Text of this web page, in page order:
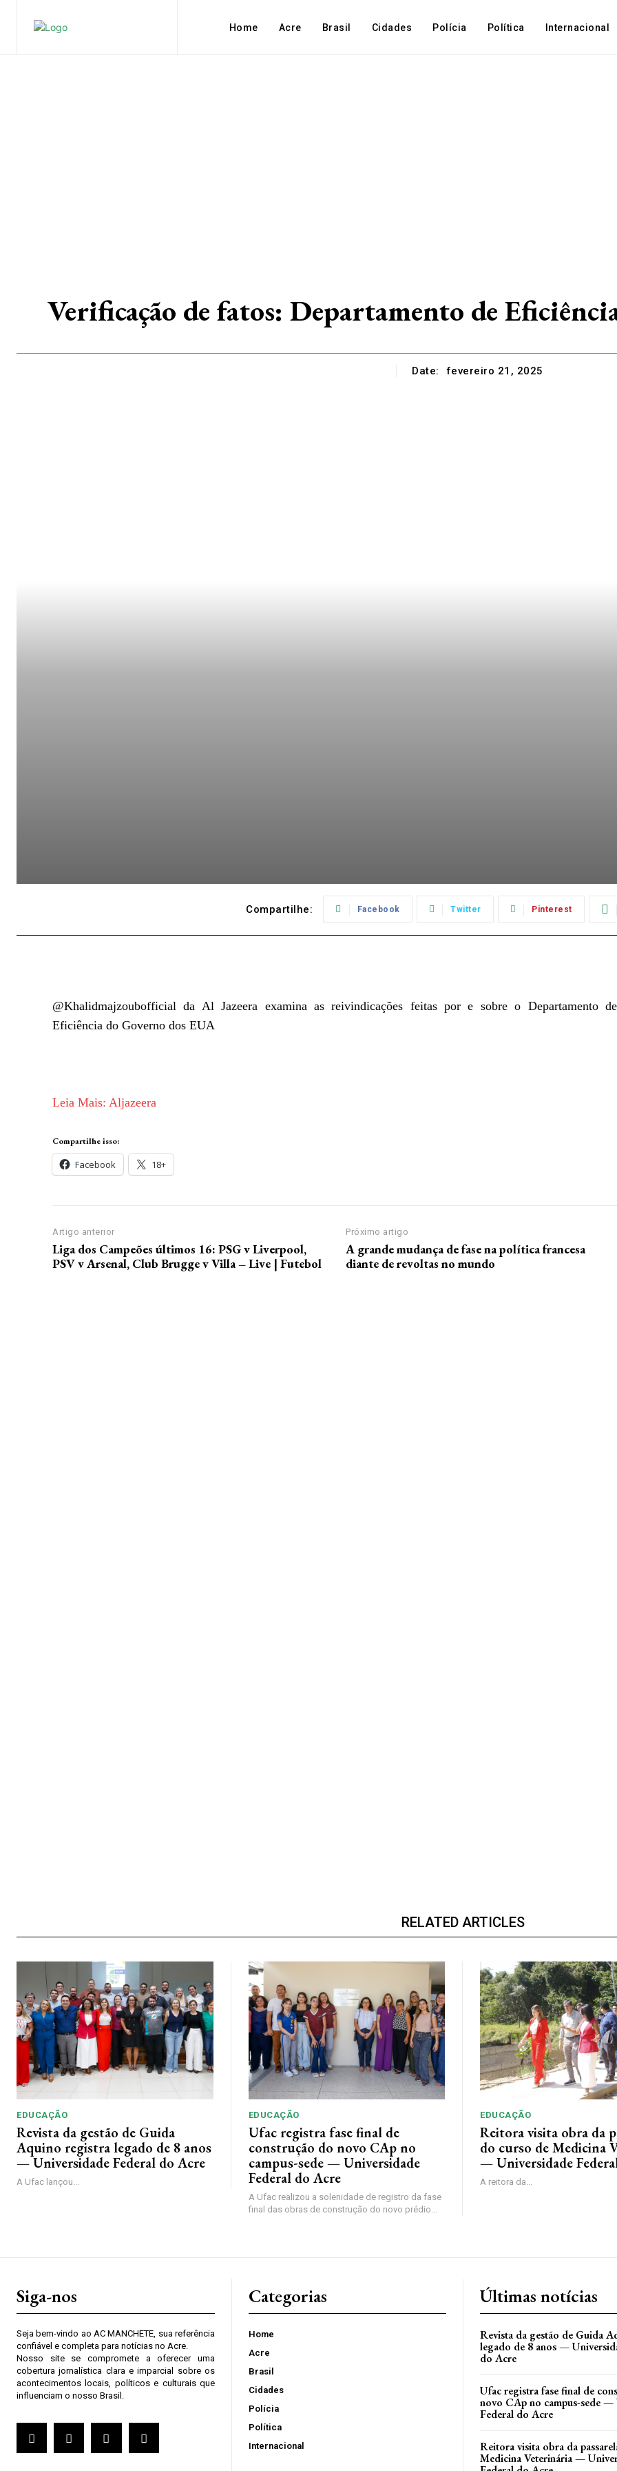
Home Acre Brasil Cidades Polícia Política Internacional
Verificação de fatos: Departamento de
Date: fevereiro 21, 2025
Compartilhe: Facebook Twitter Pinterest
@Khalidmajzoubofficial da Al Jazeera examina as reivindicações feitas por e sobre o Departamento de
Eficiência do Governo dos EUA
Leia Mais: Aljazeera
Compartilhe isso:
Facebook 18+
Artigo anterior
Liga dos Campeões últimos 16: PSG v Liverpool,
PSV v Arsenal, Club Brugge v Villa – Live | Futebol
Próximo artigo
A grande mudança de fase na política francesa
diante de revoltas no mundo
RELATED ARTICLES
EDUCAÇÃO
Revista da gestão de Guida
Aquino registra legado de 8 anos
— Universidade Federal do Acre
A Ufac lançou...
EDUCAÇÃO
Ufac registra fase final de
construção do novo CAp no
campus-sede — Universidade
Federal do Acre
A Ufac realizou a solenidade de registro da fase
final das obras de construção do novo prédio...
EDUCAÇÃO
Reitora visita obra da
do curso de Medicina
— Universidade
A reitora da...
Siga-nos
Seja bem-vindo ao AC MANCHETE, sua referência
confiável e completa para notícias no Acre.
Nosso site se compromete a oferecer uma
cobertura jornalística clara e imparcial sobre os
acontecimentos locais, políticos e culturais que
influenciam o nosso Brasil.
Categorias
Home
Acre
Brasil
Cidades
Polícia
Política
Internacional
Últimas notícias
Revista da gestão de Guida
legado de 8 anos —
do Acre
Ufac registra fase final de
novo CAp no campus-sede —
Federal do Acre
Reitora visita obra da
Medicina Veterinária —